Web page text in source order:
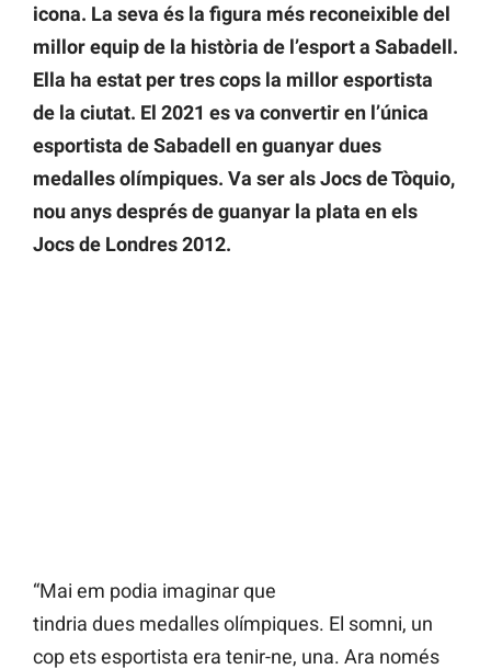
icona. La seva és la figura més reconeixible del
millor equip de la història de l’esport a Sabadell.
Ella ha estat per tres cops la millor esportista
de la ciutat. El 2021 es va convertir en l’única
esportista de Sabadell en guanyar dues
medalles olímpiques. Va ser als Jocs de Tòquio,
nou anys després de guanyar la plata en els
Jocs de Londres 2012.
“Mai em podia imaginar que
tindria dues medalles olímpiques. El somni, un
cop ets esportista era tenir-ne, una. Ara només